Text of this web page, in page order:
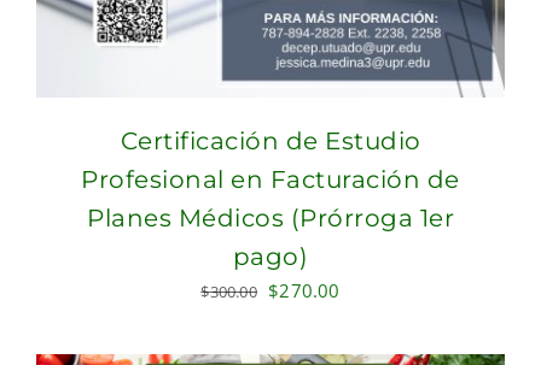
Certificación de Estudio
Profesional en Facturación de
Planes Médicos (Prórroga 1er
pago)
$300.00 Original
was:
$270.00
is: